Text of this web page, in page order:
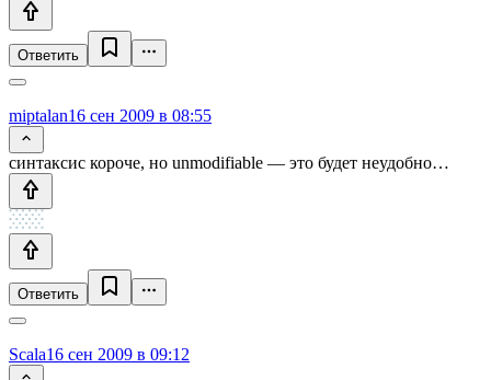
Ответить
miptalan16 сен 2009 в 08:55
синтаксис короче, но unmodifiable — это будет неудобно…
Ответить
Scala16 сен 2009 в 09:12